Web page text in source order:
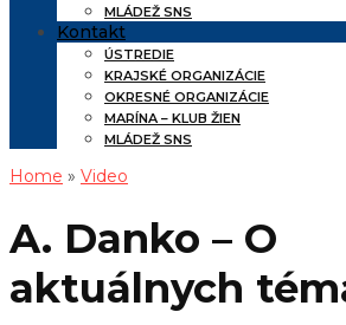
MLÁDEŽ SNS
Kontakt
ÚSTREDIE
KRAJSKÉ ORGANIZÁCIE
OKRESNÉ ORGANIZÁCIE
MARÍNA – KLUB ŽIEN
MLÁDEŽ SNS
Home » Video
A. Danko – O
aktuálnych